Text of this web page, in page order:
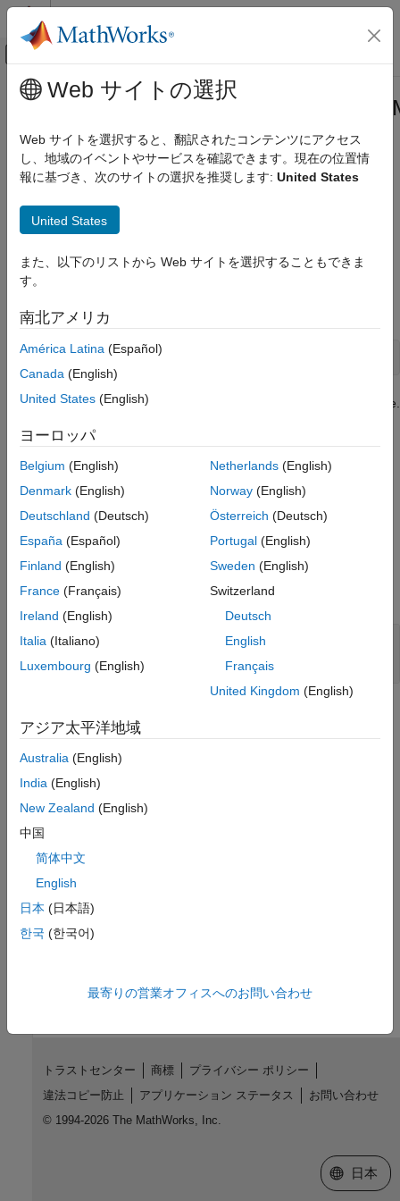
コンテンツへスキップ
オフキャンバス ナビゲーション メ
ドキュメンテーションのホーム
MATLAB Compiler SDK
Java Package Integration
Data API
com.mathworks.toolbox.javabuilder.MWMatrixRef
Class
ON THIS PAGE
Description
Methods
Version History
メインコンテンツ
Class
Namespace:com.mathworks.toolbox.javabuilder
Javaclass to represent matrix references in
expand all in page
Description
Declaration
public class MWMatrixRef extends MWArray
The MWMatrixRef class represents a MATLAB Matrix Reference.
Implemented Interfaces
java.lang.Cloneable java.lang.Comparable
Direct Known Subclasses: MWFunctionHandle
Properties
expand all
EMPTY_ARRAY Represent an empty array
Public Methods
Version History
Introduced in R2006a
Web サイトの選択
Web サイトを選択すると、翻訳されたコンテンツにアクセス
し、地域のイベントやサービスを確認できます。現在の位置情
報に基づき、次のサイトの選択を推奨します: United States
United States
また、以下のリストから Web サイトを選択することもできま
す。
南北アメリカ
América Latina (Español)
Canada (English)
United States (English)
ヨーロッパ
Belgium (English)
Denmark (English)
Deutschland (Deutsch)
España (Español)
Finland (English)
France (Français)
Ireland (English)
Italia (Italiano)
Luxembourg (English)
Netherlands(English)
Norway(English)
Österreich (Deutsch)
Portugal(English)
Sweden (English)
Switzerland
Deutsch
English
Français
United Kingdom (English)
アジア太平洋地域
Australia (English)
India (English)
New Zealand (English)
中国
简体中文
English
日本 (日本語)
한국 (한국어)
最寄りの営業オフィスへのお問い合わせ
トラストセンター 商標
プライバシー ポリシー
違法コピー防止
アプリケーション ステータス
お問い合わせ
© 1994-2026 The MathWorks, Inc.
Web サイ
日本